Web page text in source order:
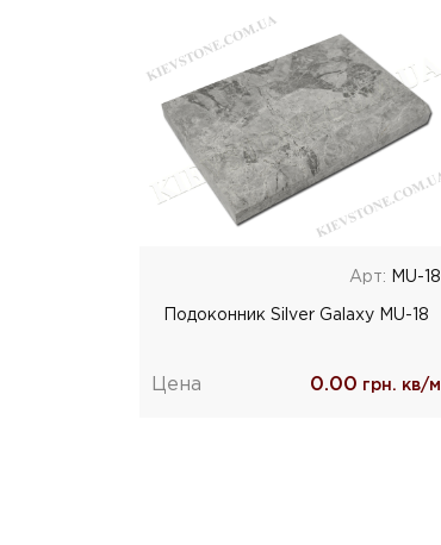
Арт: MU-18
Подоконник Silver Galaxy MU-18
Цена 0.00 грн. кв/м